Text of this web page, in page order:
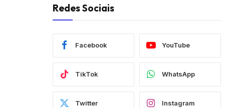
Redes Sociais
Facebook YouTube
TikTok WhatsApp
Twitter Instagram